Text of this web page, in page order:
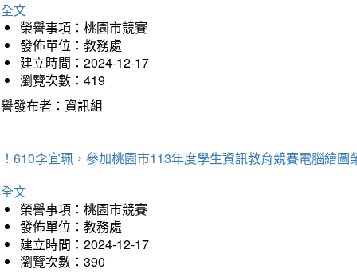
文
榮譽事項：桃園市競賽
發佈單位：教務處
建立時間：2024-12-17
瀏覽次數：419
發布者：資訊組
610李宜珮，參加桃園市113年度學生資訊教育競賽電腦繪圖
文
榮譽事項：桃園市競賽
發佈單位：教務處
建立時間：2024-12-17
瀏覽次數：390